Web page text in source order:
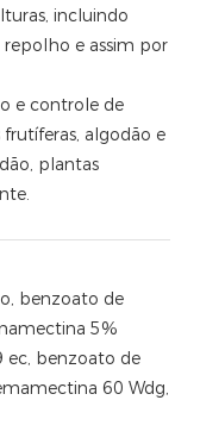
incluindo
e assim por
e controle de
frutíferas, algodão e
plantas
benzoato de
5%
ec, benzoato de
60 Wdg,
qualidade e